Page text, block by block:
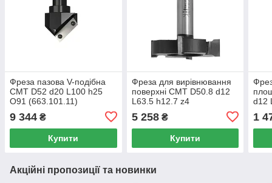
Фреза пазова V-подібна
CMT D52 d20 L100 h25
O91 (663.101.11)
9 344 ₴
Купити
Фреза для вирівнювання
поверхні CMT D50.8 d12
L63.5 h12.7 z4
5 258₴
Купити
d12
1
Акційні пропозиції та новинки